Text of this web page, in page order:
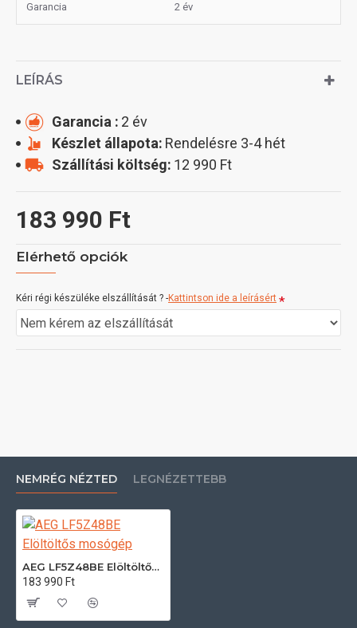
Garancia 2 év
LEÍRÁS
183 990 Ft
Garancia : 2 év
Készlet állapota: Rendelésre 3-4 hét
Szállítási költség: 12 990 Ft
Elérhető opciók
Kéri régi készüléke elszállítását ? -Kattintson ide a leírásért
NEMRÉG NÉZTED LEGNÉZETTEBB
AEG LF5Z48BE Elöltöltős mosógép
183 990 Ft